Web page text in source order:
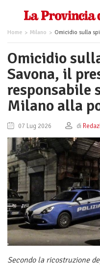
Home Milano Omicidio sulla spiaggia di Savona, il presunto
Omicidio
Savona, il
responsabile
Milano alla
07 Lug 2026 di
Secondo la ricostruzione